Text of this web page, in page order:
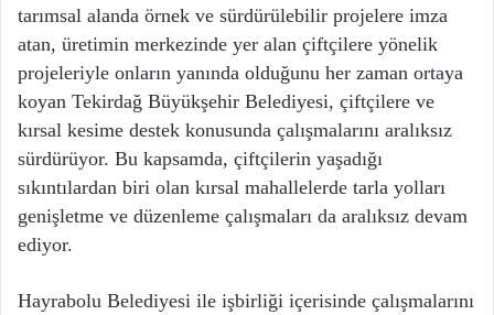
tarımsal alanda örnek ve sürdürülebilir projelere imza
atan, üretimin merkezinde yer alan çiftçilere yönelik
projeleriyle onların yanında olduğunu her zaman ortaya
koyan Tekirdağ Büyükşehir Belediyesi, çiftçilere ve
kırsal kesime destek konusunda çalışmalarını aralıksız
sürdürüyor. Bu kapsamda, çiftçilerin yaşadığı
sıkıntılardan biri olan kırsal mahallelerde tarla yolları
genişletme ve düzenleme çalışmaları da aralıksız devam
ediyor.
Hayrabolu Belediyesi ile işbirliği içerisinde çalışmalarını